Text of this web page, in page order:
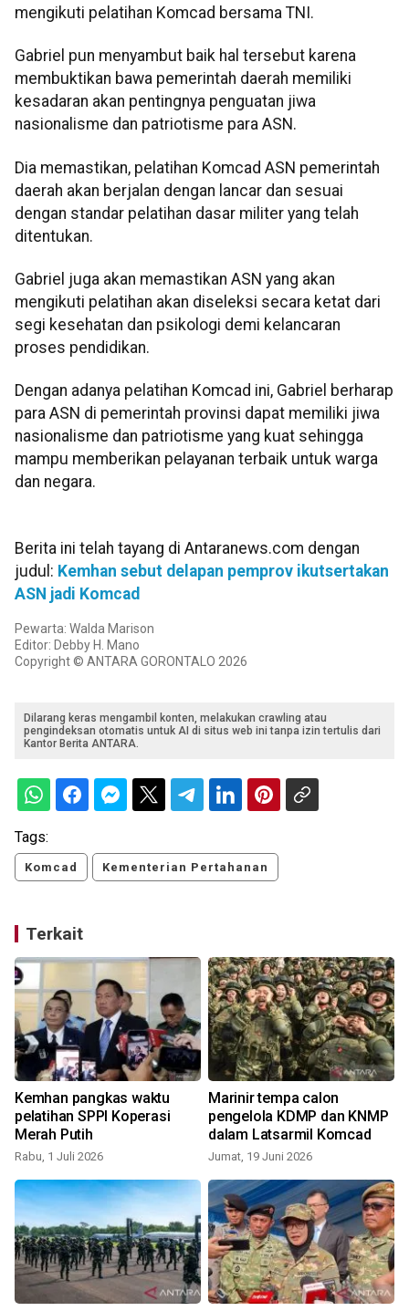
mengikuti pelatihan Komcad bersama TNI.
Gabriel pun menyambut baik hal tersebut karena
membuktikan bawa pemerintah daerah memiliki
kesadaran akan pentingnya penguatan jiwa
nasionalisme dan patriotisme para ASN.
Dia memastikan, pelatihan Komcad ASN pemerintah
daerah akan berjalan dengan lancar dan sesuai
dengan standar pelatihan dasar militer yang telah
ditentukan.
Gabriel juga akan memastikan ASN yang akan
mengikuti pelatihan akan diseleksi secara ketat dari
segi kesehatan dan psikologi demi kelancaran
proses pendidikan.
Dengan adanya pelatihan Komcad ini, Gabriel berharap
para ASN di pemerintah provinsi dapat memiliki jiwa
nasionalisme dan patriotisme yang kuat sehingga
mampu memberikan pelayanan terbaik untuk warga
dan negara.
Berita ini telah tayang di Antaranews.com dengan
judul: Kemhan sebut delapan pemprov ikutsertakan
ASN jadi Komcad
Pewarta: Walda Marison
Editor: Debby H. Mano
Copyright © ANTARA GORONTALO 2026
Dilarang keras mengambil konten, melakukan crawling atau
pengindeksan otomatis untuk AI di situs web ini tanpa izin tertulis dari
Kantor Berita ANTARA.
Tags:
Komcad Kementerian Pertahanan
Terkait
Kemhan pangkas waktu
pelatihan SPPI Koperasi
Merah Putih
Rabu, 1 Juli 2026
Marinir tempa calon
pengelola KDMP dan KNMP
dalam Latsarmil Komcad
Jumat, 19 Juni 2026